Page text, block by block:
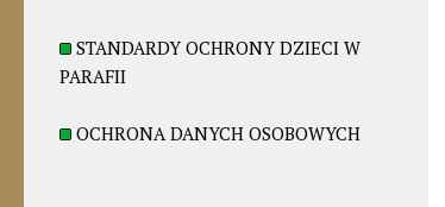
STANDARDY OCHRONY DZIECI W
PARAFII
OCHRONA DANYCH OSOBOWYCH